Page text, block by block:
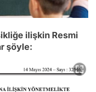
ilişkin Resmi
şöyle: